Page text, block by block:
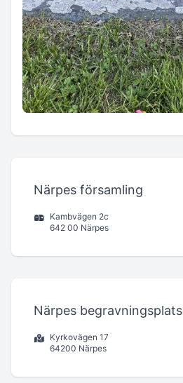
Närpes församling
Kambvägen 2c
642 00 Närpes
Närpes begravningsplats
Kyrkovägen 17
64200 Närpes